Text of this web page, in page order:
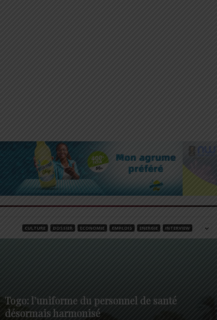
CULTURE DOSSIER ECONOMIE EMPLOIS ENERGIE INTERVIEW
Togo: l’uniforme du personnel de santé
désormais harmonisé